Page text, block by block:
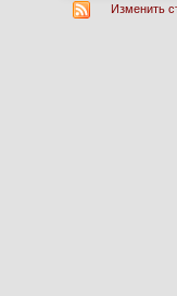
Изменить